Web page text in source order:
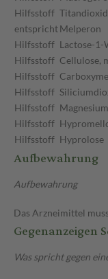
Hilfsstoff Titandioxid
entsprichtMelperon
Hilfsstoff Lactose-1-
Hilfsstoff Cellulose,
Hilfsstoff
Hilfsstoff
Hilfsstoff
Hilfsstoff
Hilfsstoff Hyprolose
Aufbewahrung
Aufbewahrung
Das Arzneimittel
Gegenanzeigen
Was spricht gegen